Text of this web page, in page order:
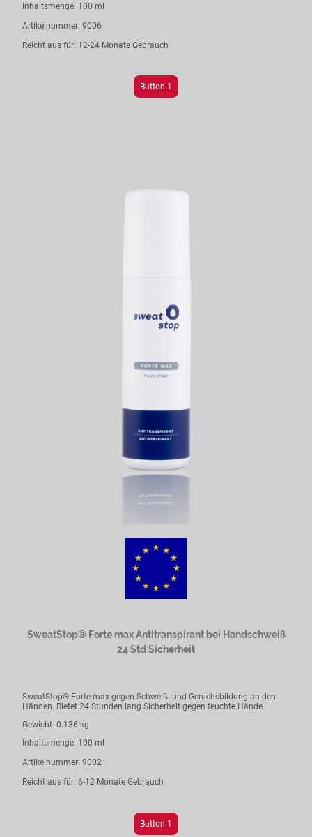
Inhaltsmenge: 100 ml
Artikelnummer: 9006
Reicht aus für: 12-24 Monate Gebrauch
Button 1
SweatStop® Forte max Antitranspirant bei Handschweiß
24 Std Sicherheit
SweatStop® Forte max gegen Schweiß- und Geruchsbildung an den
Händen. Bietet 24 Stunden lang Sicherheit gegen feuchte Hände.
Gewicht: 0.136 kg
Inhaltsmenge: 100 ml
Artikelnummer: 9002
Reicht aus für: 6-12 Monate Gebrauch
Button 1